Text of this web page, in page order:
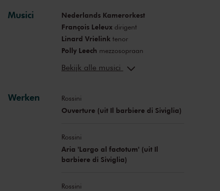
Musici
Nederlands Kamerorkest
François Leleuxdirigent
Linard Vrielink tenor
Polly Leech mezzosopraan
Michael Wilmering
Elenora Husopraan
Sam Carl
Marc Pantusregie
Bekijk alle musici
Werken Rossini
Ouverture (uit Il barbiere di Siviglia)
Rossini
Aria 'Largo al factotum' (uit Il
barbiere di Siviglia)
Rossini